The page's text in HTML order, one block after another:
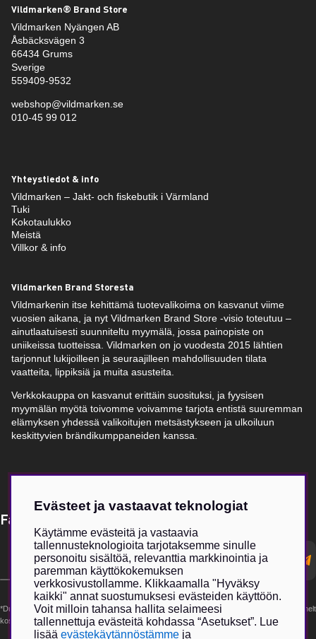
Vildmarken® Brand Store
Vildmarken Nyängen AB
Åsbäcksvägen 3
66434 Grums
Sverige
559409-9532
webshop@vildmarken.se
010-45 99 012
Yhteystiedot & info
Vildmarken – Jakt- och fiskebutik i Värmland
Tuki
Kokotaulukko
Meistä
Villkor & info
Vildmarken Brand Storesta
Vildmarkenin itse kehittämä tuotevalikoima on kasvanut viime
vuosien aikana, ja nyt Vildmarken Brand Store -visio toteutuu –
ainutlaatuisesti suunniteltu myymälä, jossa painopiste on
uniikeissa tuotteissa. Vildmarken on jo vuodesta 2015 lähtien
tarjonnut lukijoilleen ja seuraajilleen mahdollisuuden tilata
vaatteita, lippiksiä ja muita asusteita.
Verkkokauppa on kasvanut erittäin suosituksi, ja fyysisen
myymälän myötä toivomme voivamme tarjota entistä suuremman
elämyksen yhdessä valikoitujen metsästykseen ja ulkoiluun
keskittyvien brändikumppaneiden kanssa.
Få Magasin Vildmarken direkt till din e-post!*
postadress
*Du kan även få erbjudanden och nyheter från samarbetspartners. Din prenumeration är helt
kostnadsfri och kan avslutas när som helst.
Evästeet ja vastaavat teknologiat
Käytämme evästeitä ja vastaavia
tallennusteknologioita tarjotaksemme sinulle
personoitu sisältöä, relevanttia markkinointia ja
paremman käyttökokemuksen
verkkosivustollamme. Klikkaamalla "Hyväksy
kaikki" annat suostumuksesi evästeiden käyttöön.
Voit milloin tahansa hallita selaimeesi
tallennettuja evästeitä kohdassa “Asetukset”. Lue
lisää evästekäytännöstämme ja